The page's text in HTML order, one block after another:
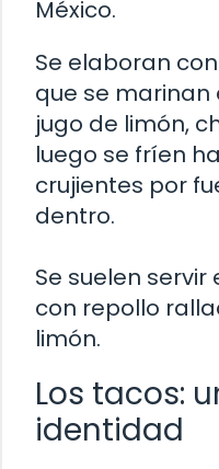
México.
Se elaboran
que se marinan
jugo de limón,
luego se fríen
crujientes por
dentro.
Se suelen
con repollo
limón.
Los tacos:
identidad